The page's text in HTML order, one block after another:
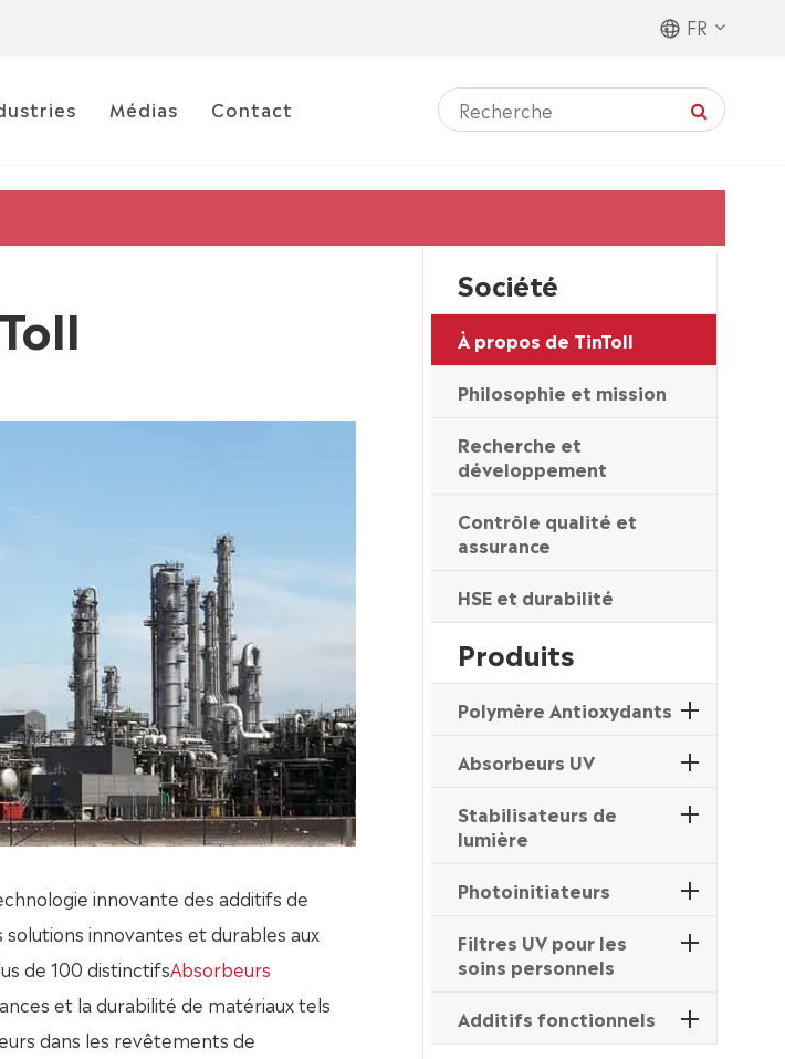
FR
Médias Contact
innovante des additifs de
innovantes et durables aux
de 100 distinctifsAbsorbeurs
et la durabilité de matériaux tels
dans les revêtements de
Société
À propos de TinToll
Philosophie et mission
Recherche et
développement
Contrôle qualité et
assurance
HSE et durabilité
Produits
Polymère Antioxydants
Absorbeurs UV
Stabilisateurs de
lumière
Photoinitiateurs
Filtres UV pour les
soins personnels
Additifs fonctionnels